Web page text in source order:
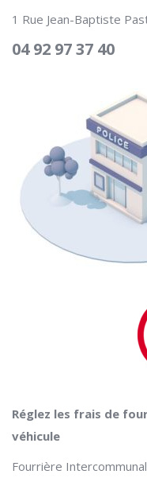
1 Rue Jean-Baptiste
04 92 97 37 40
Réglez les frais de
véhicule
Fourrière